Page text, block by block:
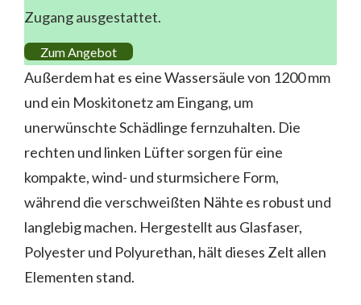
Zugang ausgestattet.
Zum Angebot
Außerdem hat es eine Wassersäule von 1200 mm
und ein Moskitonetz am Eingang, um
unerwünschte Schädlinge fernzuhalten. Die
rechten und linken Lüfter sorgen für eine
kompakte, wind- und sturmsichere Form,
während die verschweißten Nähte es robust und
langlebig machen. Hergestellt aus Glasfaser,
Polyester und Polyurethan, hält dieses Zelt allen
Elementen stand.